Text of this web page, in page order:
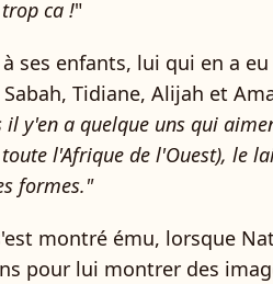
ca !"
ses enfants, lui qui en a
Sabah, Tidiane, Alijah et
y'en a quelque uns qui
l'Afrique de l'Ouest), le
formes."
montré ému, lorsque
pour lui montrer des